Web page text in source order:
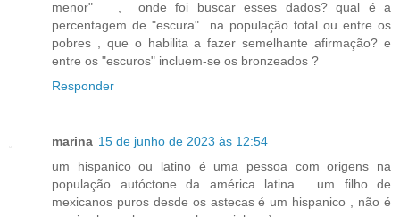
menor" , onde foi buscar esses dados? qual é a
percentagem de "escura" na população total ou entre os
pobres , que o habilita a fazer semelhante afirmação? e
entre os "escuros" incluem-se os bronzeados ?
Responder
marina 15 de junho de 2023 às 12:54
um hispanico ou latino é uma pessoa com origens na
população autóctone da américa latina. um filho de
mexicanos puros desde os astecas é um hispanico , não é